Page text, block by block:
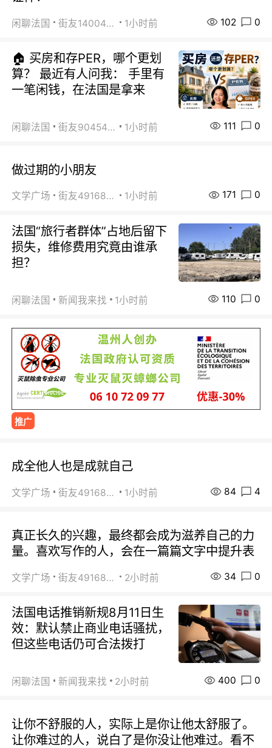
闲聊法国 街友14004820 1小时前 102 0
🏠 买房和存PER，哪个更划
算？ 最近有人问我： 手里有
一笔闲钱，在法国是拿来
闲聊法国 街友90454511 1小时前 111 0
做过期的小朋友
文学广场 街友49168527 1小时前 171 0
法国“旅行者群体”占地后留下
损失，维修费用究竟由谁承
担？
闲聊法国 新闻我来找 1小时前 110 0
推广
成全他人也是成就自己
文学广场 街友49168527 1小时前 84 4
真正长久的兴趣，最终都会成为滋养自己的力
量。喜欢写作的人，会在一篇篇文字中提升表
文学广场 街友49168527 2小时前 34 0
法国电话推销新规8月11日生
效：默认禁止商业电话骚扰，
但这些电话仍可合法拨打
闲聊法国 新闻我来找 2小时前 400 0
让你不舒服的人，实际上是你让他太舒服了。
让你难过的人，说白了是你没让他难过。看不